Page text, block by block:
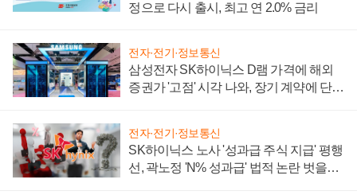
정으로 다시 출시, 최고 연 2.0% 금리
전자·전기·정보통신
삼성전자 SK하이닉스 D램 가격에 해외
증권가 '고점' 시각 나와, 장기 계약에 단점
전자·전기·정보통신
SK하이닉스 노사 '성과급 주식 지급' 평행
선, 곽노정 'N% 성과급' 법적 논란 벗을지